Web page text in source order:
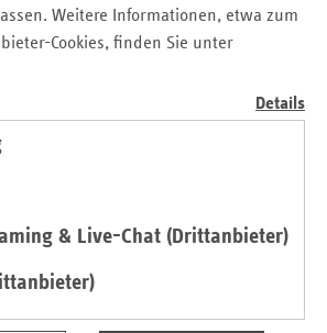
Weitere Informationen, etwa zum
Cookies, finden Sie unter
Details
& Live-Chat (Drittanbieter)
Sie die Verwendung von
& Live-Chat (Drittanbieter)" unter
Einstellungen
das Video-Streaming und den Live-
B2Events. Bei Deaktivierung
nicht angezeigt werden. Cookies: